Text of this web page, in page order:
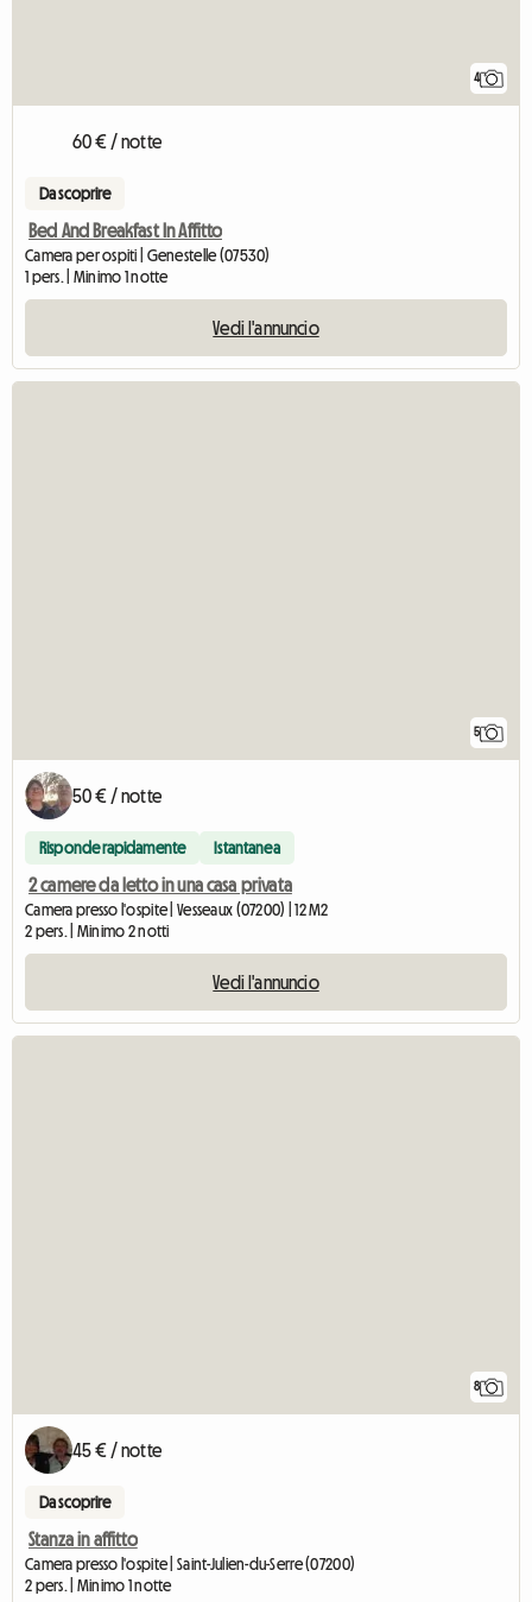
4
60 € / notte
Da scoprire
Bed And Breakfast In Affitto
Camera per ospiti | Genestelle (07530)
1 pers. | Minimo 1 notte
Vedi l'annuncio
5
50 € / notte
Risponde rapidamente Istantanea
2 camere da letto in una casa privata
Camera presso l'ospite | Vesseaux (07200) | 12 M2
2 pers. | Minimo 2 notti
Vedi l'annuncio
8
45 € / notte
Da scoprire
Stanza in affitto
Camera presso l'ospite | Saint-Julien-du-Serre (07200)
2 pers. | Minimo 1 notte